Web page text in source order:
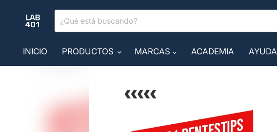
INICIO PRODUCTOS MARCAS ACADEMIA AYUDA